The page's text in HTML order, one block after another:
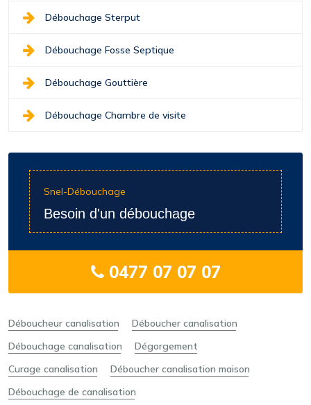
Débouchage Sterput
Débouchage Fosse Septique
Débouchage Gouttière
Débouchage Chambre de visite
Snel-Débouchage
Besoin d'un débouchage
0477 07 07 07
Déboucheur canalisation
Déboucher canalisation
Débouchage canalisation
Dégorgement
Curage canalisation
Déboucher canalisation maison
Débouchage de canalisation